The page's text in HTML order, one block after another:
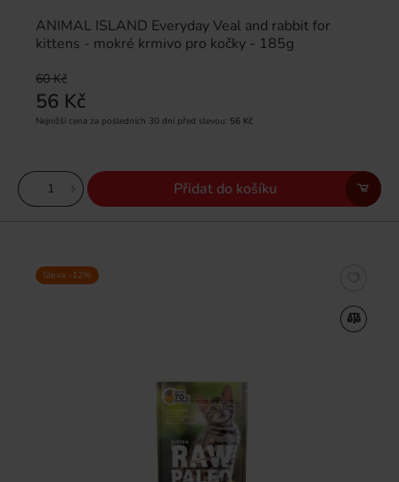
ANIMAL ISLAND Everyday Veal and rabbit for
kittens - mokré krmivo pro kočky - 185g
60 Kč
56 Kč
Nejnižší cena za posledních 30 dní před slevou: 56 Kč
Přidat do košíku
Sleva -12%